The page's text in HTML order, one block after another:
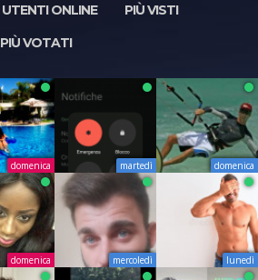
UTENTI ONLINE
PIÙ VISTI
PIÙ VOTATI
domenica martedì domenica
domenica mercoledì lunedì